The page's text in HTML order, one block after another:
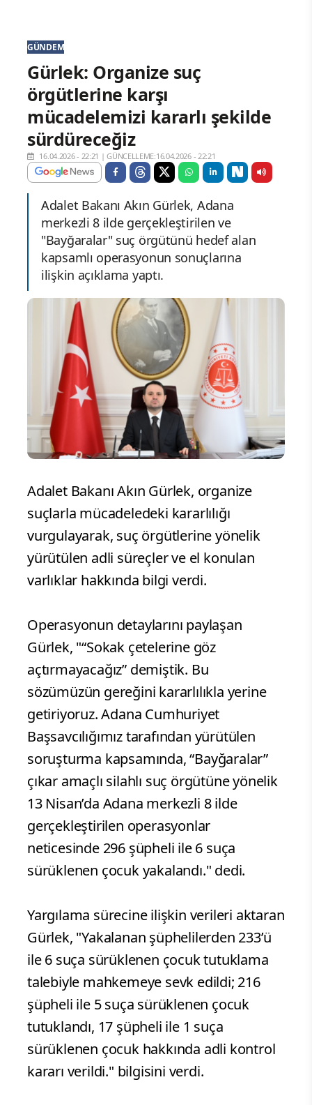
GÜNDEM
Gürlek: Organize suç
örgütlerine karşı
mücadelemizi kararlı şekilde
sürdüreceğiz
16.04.2026 - 22:21 |GÜNCELLEME:16.04.2026 - 22:21
Adalet Bakanı Akın Gürlek, Adana
merkezli 8 ilde gerçekleştirilen ve
"Bayğaralar" suç örgütünü hedef alan
kapsamlı operasyonun sonuçlarına
ilişkin açıklama yaptı.
Adalet Bakanı Akın Gürlek, organize
suçlarla mücadeledeki kararlılığı
vurgulayarak, suç örgütlerine yönelik
yürütülen adli süreçler ve el konulan
varlıklar hakkında bilgi verdi.
Operasyonun detaylarını paylaşan
Gürlek, "“Sokak çetelerine göz
açtırmayacağız” demiştik. Bu
sözümüzün gereğini kararlılıkla yerine
getiriyoruz. Adana Cumhuriyet
Başsavcılığımız tarafından yürütülen
soruşturma kapsamında, “Bayğaralar”
çıkar amaçlı silahlı suç örgütüne yönelik
13 Nisan’da Adana merkezli 8 ilde
gerçekleştirilen operasyonlar
neticesinde 296 şüpheli ile 6 suça
sürüklenen çocuk yakalandı." dedi.
Yargılama sürecine ilişkin verileri aktaran
Gürlek, "Yakalanan şüphelilerden 233’ü
ile 6 suça sürüklenen çocuk tutuklama
talebiyle mahkemeye sevk edildi; 216
şüpheli ile 5 suça sürüklenen çocuk
tutuklandı, 17 şüpheli ile 1 suça
sürüklenen çocuk hakkında adli kontrol
kararı verildi." bilgisini verdi.